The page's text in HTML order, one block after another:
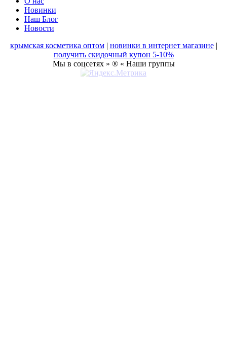
Новинки
Наш Блог
Новости
крымская косметика оптом| новинки в интернет магазине|
получить скидочный купон 5-10%
Мы в соцсетях » ® « Наши группы